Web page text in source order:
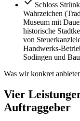
Schloss
Wahrzeichen
Museum mit
historische
von
Handwerks-
Sodingen und
Was wir konkret
Vier
Auftraggeber